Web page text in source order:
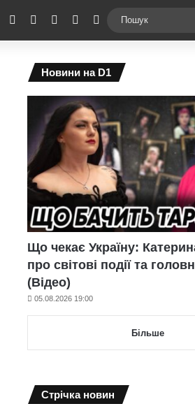
Facebook YouTubeInstagramTelegramSwitch skin
Новини на D1
Що чекає Україну:
про світові події та
(Відео)
05.08.2026 19:00
Більше
Cтрічка новин